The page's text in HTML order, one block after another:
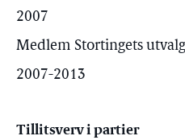
2007
Medlem Stortingets
2007-2013
Tillitsverv i partier